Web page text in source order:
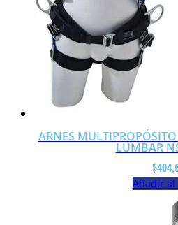
ARNES
LUMBAR
$
Añadir